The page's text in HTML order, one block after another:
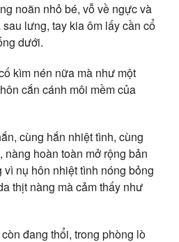
noãn nhỏ bé, vỗ về ngực và
lưng, tay kia ôm lấy cần cổ
dưới.
kìm nén nữa mà như một
cắn cánh môi mềm của
cùng hắn nhiệt tình, cùng
nàng hoàn toàn mở rộng bản
nụ hôn nhiệt tình nóng bỏng
thịt nàng mà cảm thấy như
đang thổi, trong phòng lò